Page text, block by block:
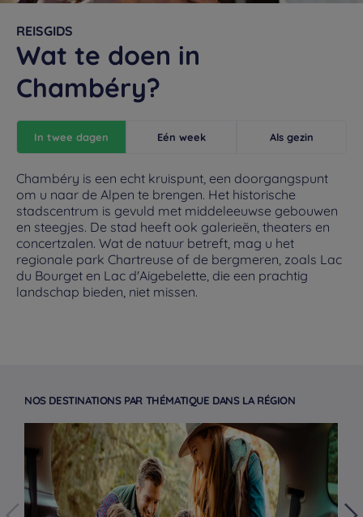
REISGIDS
Wat te doen in
Chambéry?
In twee dagen Eén week Als gezin
Chambéry is een echt kruispunt, een doorgangspunt
om u naar de Alpen te brengen. Het historische
stadscentrum is gevuld met middeleeuwse gebouwen
en steegjes. De stad heeft ook galerieën, theaters en
concertzalen. Wat de natuur betreft, mag u het
regionale park Chartreuse of de bergmeren, zoals Lac
du Bourget en Lac d'Aigebelette, die een prachtig
landschap bieden, niet missen.
NOS DESTINATIONS PAR THÉMATIQUE DANS LA RÉGION